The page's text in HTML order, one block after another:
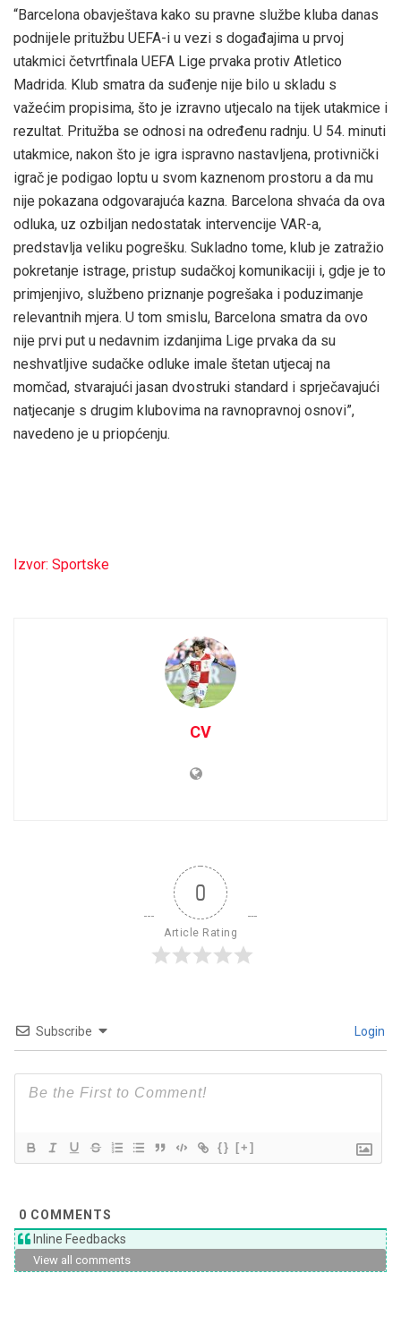
“Barcelona obavještava kako su pravne službe kluba danas
podnijele pritužbu UEFA-i u vezi s događajima u prvoj
utakmici četvrtfinala UEFA Lige prvaka protiv Atletico
Madrida. Klub smatra da suđenje nije bilo u skladu s
važećim propisima, što je izravno utjecalo na tijek utakmice i
rezultat. Pritužba se odnosi na određenu radnju. U 54. minuti
utakmice, nakon što je igra ispravno nastavljena, protivnički
igrač je podigao loptu u svom kaznenom prostoru a da mu
nije pokazana odgovarajuća kazna. Barcelona shvaća da ova
odluka, uz ozbiljan nedostatak intervencije VAR-a,
predstavlja veliku pogrešku. Sukladno tome, klub je zatražio
pokretanje istrage, pristup sudačkoj komunikaciji i, gdje je to
primjenjivo, službeno priznanje pogrešaka i poduzimanje
relevantnih mjera. U tom smislu, Barcelona smatra da ovo
nije prvi put u nedavnim izdanjima Lige prvaka da su
neshvatljive sudačke odluke imale štetan utjecaj na
momčad, stvarajući jasan dvostruki standard i sprječavajući
natjecanje s drugim klubovima na ravnopravnoj osnovi”,
navedeno je u priopćenju.
Izvor: Sportske
CV
0
Article Rating
Subscribe Login
{} [+]
0 COMMENTS
Inline Feedbacks
View all comments